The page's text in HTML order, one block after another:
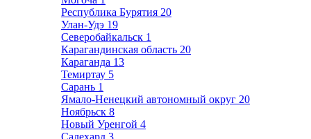
Республика Бурятия 20
Улан-Удэ 19
Северобайкальск 1
Карагандинская область 20
Караганда 13
Темиртау 5
Сарань 1
Ямало-Ненецкий автономный округ 20
Ноябрьск 8
Новый Уренгой 4
Салехард 3